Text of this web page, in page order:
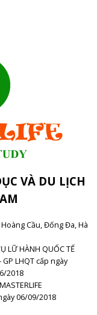
VÀ DU LỊCH
Cầu, Đống Đa, Hà
LỮ HÀNH QUỐC TẾ
LHQT cấp ngày
2018
06/09/2018